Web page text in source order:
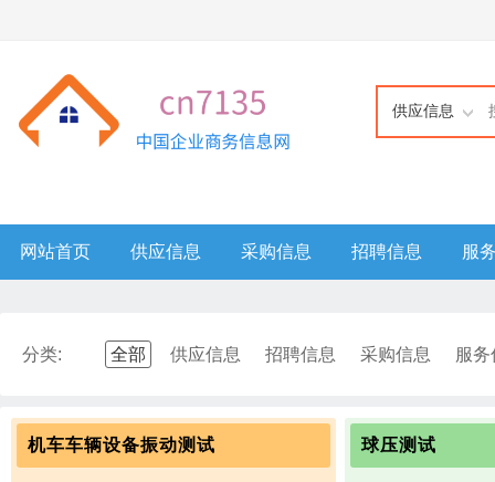
供应信息
网站首页 供应信息 采购信息 招聘信息 服
分类: 全部 供应信息 招聘信息 采购信息 服
机车车辆设备振动测试 球压测试